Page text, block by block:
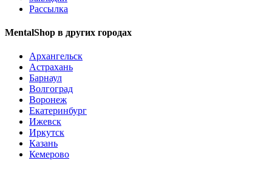
Рассылка
MentalShop в других городах
Архангельск
Астрахань
Барнаул
Волгоград
Воронеж
Екатеринбург
Ижевск
Иркутск
Казань
Кемерово